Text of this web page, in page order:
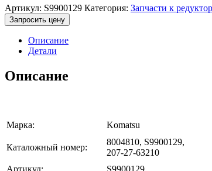
Артикул: S9900129 Категория: Запчасти к
Запросить цену
Описание
Детали
Описание
Марка: Komatsu
Каталожный номер:
8004810, S9900129,
207-27-63210
Артикул:
S9900129